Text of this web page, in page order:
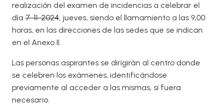
realización del examen de incidencias a celebrar el
día 7-11-2024, jueves, siendo el llamamiento a las 9,00
horas, en las direcciones de las sedes que se indican
en el Anexo II.
Las personas aspirantes se dirigirán al centro donde
se celebren los exámenes, identificándose
previamente al acceder a las mismas, si fuera
necesario.